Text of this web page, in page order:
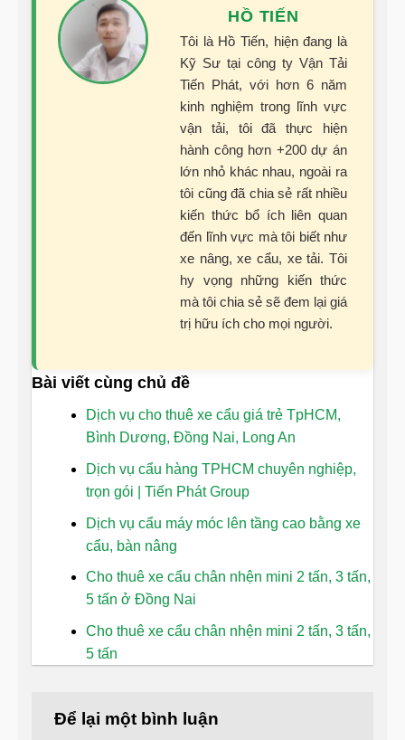
HỒ TIẾN
Tôi là Hồ Tiến, hiện đang là
Kỹ Sư tại công ty Vận Tải
Tiến Phát, với hơn 6 năm
kinh nghiệm trong lĩnh vực
vận tải, tôi đã thực hiện
hành công hơn +200 dự án
lớn nhỏ khác nhau, ngoài ra
tôi cũng đã chia sẻ rất nhiều
kiến thức bổ ích liên quan
đến lĩnh vực mà tôi biết như
xe nâng, xe cẩu, xe tải. Tôi
hy vọng những kiến thức
mà tôi chia sẻ sẽ đem lại giá
trị hữu ích cho mọi người.
Bài viết cùng chủ đề
Dịch vụ cho thuê xe cẩu giá trẻ TpHCM,
Bình Dương, Đồng Nai, Long An
Dịch vụ cẩu hàng TPHCM chuyên nghiệp,
trọn gói | Tiến Phát Group
Dịch vụ cẩu máy móc lên tầng cao bằng xe
cẩu, bàn nâng
Cho thuê xe cẩu chân nhện mini 2 tấn, 3 tấn,
5 tấn ở Đồng Nai
Cho thuê xe cẩu chân nhện mini 2 tấn, 3 tấn,
5 tấn
Để lại một bình luận